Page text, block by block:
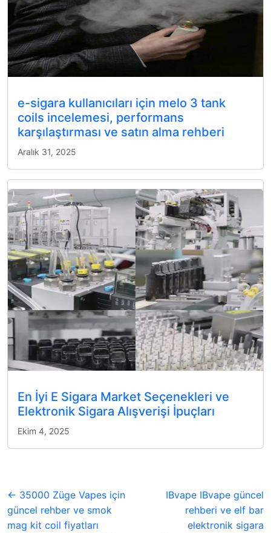
e-sigara kullanıcıları için melo 3 tank
coils incelemesi, performans
karşılaştırması ve satın alma rehberi
Aralık 31, 2025
En İyi E Sigara Market Seçenekleri ve
Elektronik Sigara Alışverişi İpuçları
Ekim 4, 2025
← 35000 Züge Vapes için
güncel rehber ve smok
mag kit coil fiyatları
IBvape IBvape güncel
rehberi ve elf bar
elektronik sigara